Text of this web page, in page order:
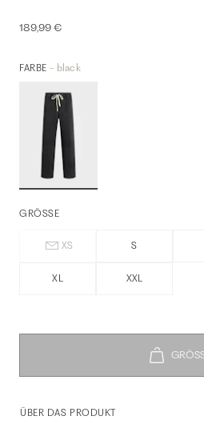
189,99 €
FARBE - black
GRÖSSE
XS S
XL XXL
ÜBER DAS PRODUKT